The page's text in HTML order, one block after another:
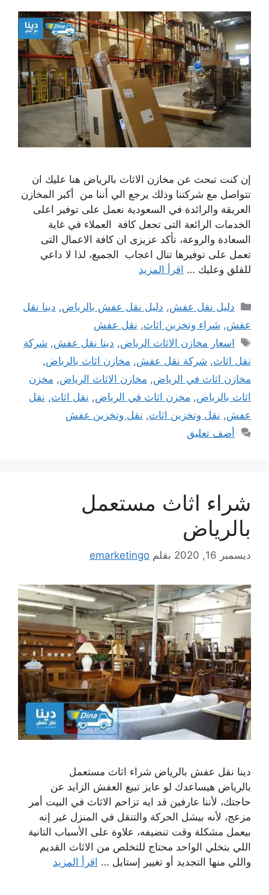
إن كنت تبحث عن مخازن الاثاث بالرياض هنا عليك ان
تتواصل مع شركتنا وذلك يرجع الي أننا من أكبر المخازن
العريقة والرائدة في السعودية نعمل على توفير اعلى
الخدمات الرائعة التى تجعل كافة العملاء في غاية
السعادة والروعة، تأكد عزيزى ان كافة الاعمال التى
تعمل على توفيرها تنال اعجاب الجميع، لذا لا داعي
للقلق وعليك … اقرأ المزيد
التصنيفات
دليل نقل عفش, دليل نقل عفش بالرياض, دينا نقل
عفش, شراء وتخزين اثاث, نقل عفش
الوسوم
اسعار مخازن الاثاث الرياض, دينا نقل عفش, شركة
نقل اثاث, شركة نقل عفش, مخازن اثاث بالرياض,
مخازن اثاث في الرياض, مخازن الاثاث الرياض, مخزن
اثاث بالرياض, مخزن اثاث في الرياض, نقل اثاث, نقل
عفش, نقل وتخزين اثاث, نقل وتخزين عفش
أضف تعليق
شراء اثاث مستعمل
بالرياض
ديسمبر 16, 2020 بقلم emarketingo
دينا نقل عفش بالرياض شراء اثاث مستعمل
بالرياض هيساعدك لو عايز تبيع العفش الزايد عن
حاجتك، لأننا عارفين قد ايه تزاحم الاثاث في البيت أمر
مزعج، لأنه بيشل الحركة والتنقل في المنزل غير إنه
بيعمل مشكلة وقت تنضيفه، علاوة على الأسباب التانية
اللي بتخلي الواحد محتاج للتخلص من الاثاث القديم
واللي منها التجديد أو تغيير إستايل … اقرأ المزيد